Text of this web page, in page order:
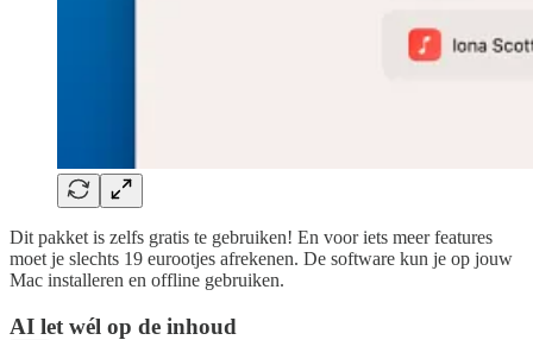
Dit pakket is zelfs gratis te gebruiken! En voor iets meer features
moet je slechts 19 eurootjes afrekenen. De software kun je op jouw
Mac installeren en offline gebruiken.
AI let wél op de inhoud